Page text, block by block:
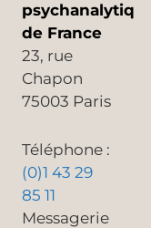
psychanalytique
de France
23, rue
Chapon
75003 Paris
Téléphone :
(0)1 43 29
85 11
Messagerie